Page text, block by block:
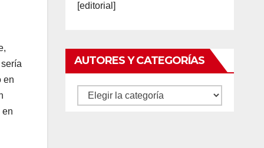
en
en
[editorial]
AUTORES Y CATEGORÍAS
Autores